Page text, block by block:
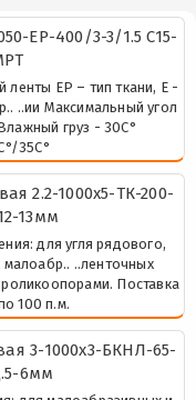
EP-400/3-3/1.5 C15-
ЕР – тип ткани, Е -
..ии Максимальный угол
груз - 30С°
35С°
2.2-1000х5-ТК-200-
13мм
для угля рядового,
малоабр.. ..ленточных
Поставка
100 п.м.
3-1000х3-БКНЛ-65-
6мм